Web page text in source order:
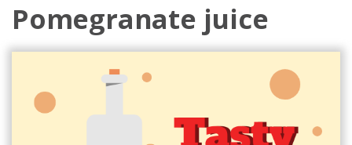
Pomegranate juice